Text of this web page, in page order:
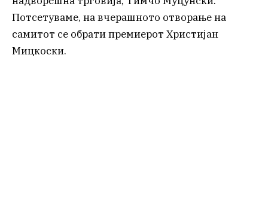
Потсетуваме, на вчерашното отворање на
самитот се обрати премиерот Христијан
Мицкоски.